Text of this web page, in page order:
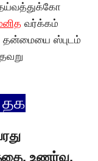
வர்க்கம்
தன்மையை ஸ்புடம்
தக
உணர்வு,